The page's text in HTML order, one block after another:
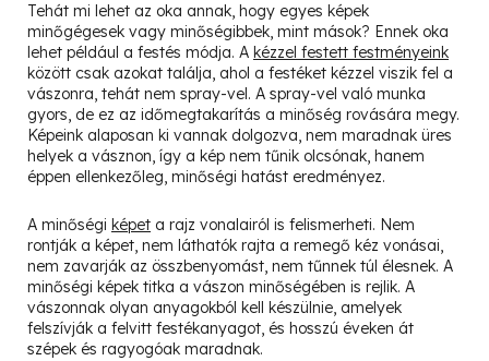
Tehát mi lehet az oka annak, hogy egyes képek
minőgégesek vagy minőségibbek, mint mások? Ennek oka
lehet például a festés módja. A kézzel festett festményeink
között csak azokat találja, ahol a festéket kézzel viszik fel a
vászonra, tehát nem spray-vel. A spray-vel való munka
gyors, de ez az időmegtakarítás a minőség rovására megy.
Képeink alaposan ki vannak dolgozva, nem maradnak üres
helyek a vásznon, így a kép nem tűnik olcsónak, hanem
éppen ellenkezőleg, minőségi hatást eredményez.
A minőségi képet a rajz vonalairól is felismerheti. Nem
rontják a képet, nem láthatók rajta a remegő kéz vonásai,
nem zavarják az összbenyomást, nem tűnnek túl élesnek. A
minőségi képek titka a vászon minőségében is rejlik. A
vászonnak olyan anyagokból kell készülnie, amelyek
felszívják a felvitt festékanyagot, és hosszú éveken át
szépek és ragyogóak maradnak.